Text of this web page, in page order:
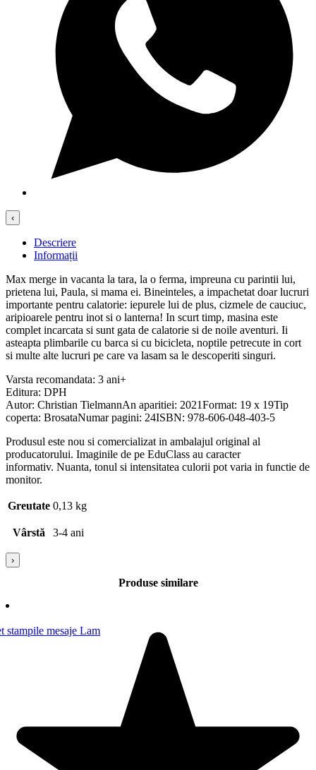
‹
Descriere
Informații
Max merge in vacanta la tara, la o ferma, impreuna cu parintii lui,
prietena lui, Paula, si mama ei. Bineinteles, a impachetat doar lucruri
importante pentru calatorie: iepurele lui de plus, cizmele de cauciuc,
aripioarele pentru inot si o lanterna! In scurt timp, masina este
complet incarcata si sunt gata de calatorie si de noile aventuri. Ii
asteapta plimbarile cu barca si cu bicicleta, noptile petrecute in cort
si multe alte lucruri pe care va lasam sa le descoperiti singuri.
Varsta recomandata: 3 ani+
Editura: DPH
Autor: Christian TielmannAn aparitiei: 2021Format: 19 x 19Tip
coperta: BrosataNumar pagini: 24ISBN: 978-606-048-403-5
Produsul este nou si comercializat in ambalajul original al
producatorului. Imaginile de pe EduClass au caracter
informativ. Nuanta, tonul si intensitatea culorii pot varia in functie de
monitor.
Greutate 0,13 kg
Vârstă 3-4 ani
›
Produse similare